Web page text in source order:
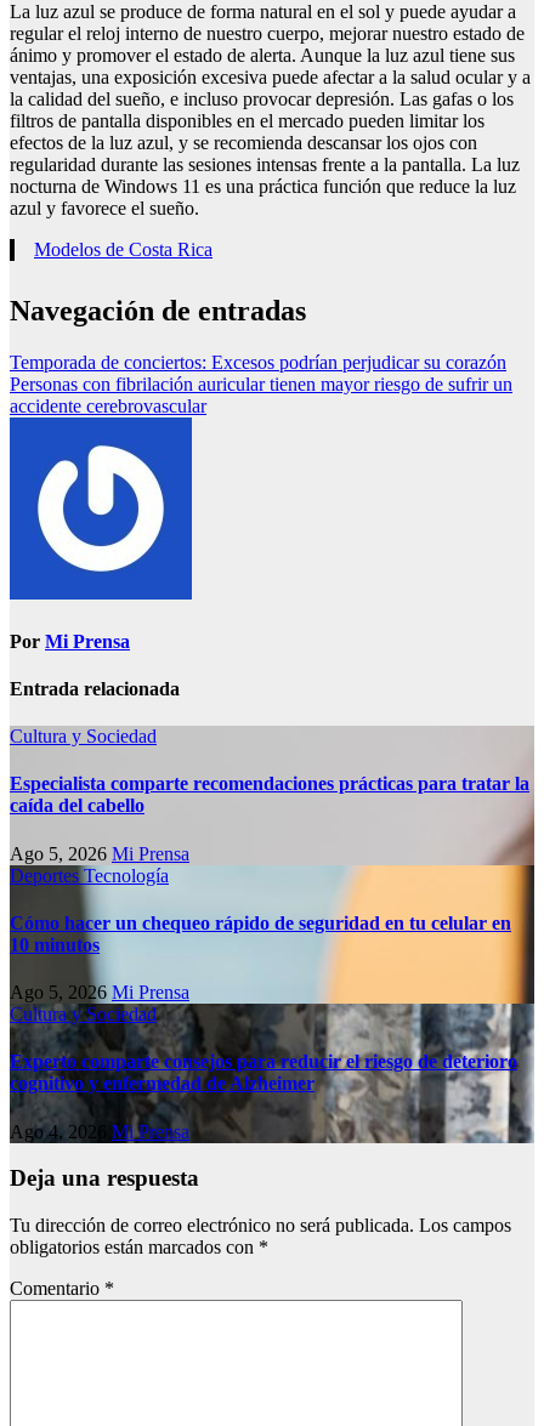
La luz azul se produce de forma natural en el sol y puede ayudar a
regular el reloj interno de nuestro cuerpo, mejorar nuestro estado de
ánimo y promover el estado de alerta. Aunque la luz azul tiene sus
ventajas, una exposición excesiva puede afectar a la salud ocular y a
la calidad del sueño, e incluso provocar depresión. Las gafas o los
filtros de pantalla disponibles en el mercado pueden limitar los
efectos de la luz azul, y se recomienda descansar los ojos con
regularidad durante las sesiones intensas frente a la pantalla. La luz
nocturna de Windows 11 es una práctica función que reduce la luz
azul y favorece el sueño.
Modelos de Costa Rica
Navegación de entradas
Temporada de conciertos: Excesos podrían perjudicar su corazón
Personas con fibrilación auricular tienen mayor riesgo de sufrir un
accidente cerebrovascular
Por Mi Prensa
Entrada relacionada
Cultura y Sociedad
Especialista comparte recomendaciones prácticas para tratar la
caída del cabello
Ago 5, 2026 Mi Prensa
Deportes Tecnología
Cómo hacer un chequeo rápido de seguridad en tu celular en
10 minutos
Ago 5, 2026 Mi Prensa
Cultura y Sociedad
Experto comparte consejos para reducir el riesgo de deterioro
cognitivo у enfermedad de Alzheimer
Ago 4, 2026 Mi Prensa
Deja una respuesta
Tu dirección de correo electrónico no será publicada. Los campos
obligatorios están marcados con *
Comentario *